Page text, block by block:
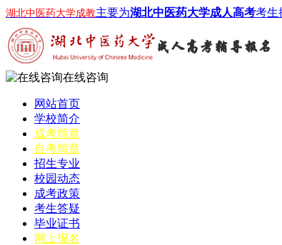
湖北中医药大学成教主要为湖北中医药大学成人高考考生
在线咨询
网站首页
学校简介
成考简章
自考简章
招生专业
校园动态
成考政策
考生答疑
毕业证书
网上报名